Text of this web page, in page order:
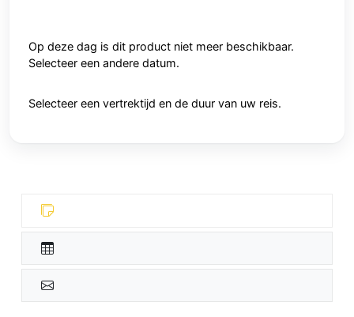
Op deze dag is dit product niet meer beschikbaar.
Selecteer een andere datum.
Selecteer een vertrektijd en de duur van uw reis.